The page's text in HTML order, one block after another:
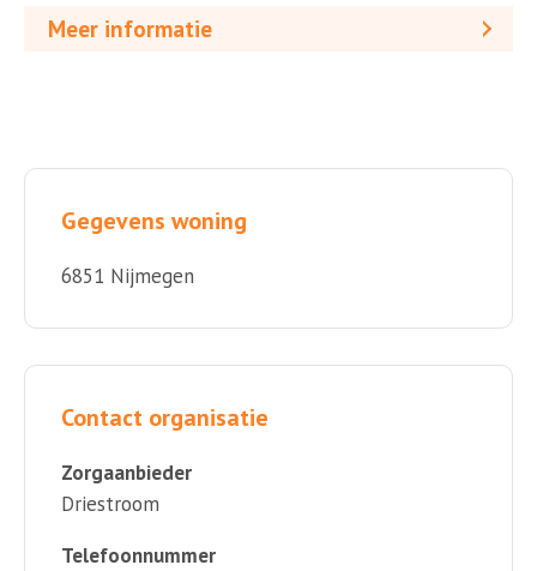
Meer informatie
Gegevens woning
6851 Nijmegen
Contact organisatie
Zorgaanbieder
Driestroom
Telefoonnummer